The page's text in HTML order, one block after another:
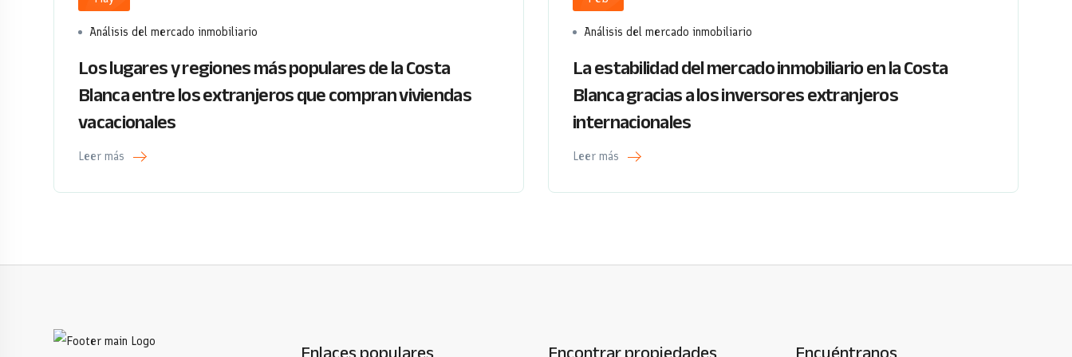
Análisis del mercado inmobiliario
Los lugares y regiones más populares de la Costa
Blanca entre los extranjeros que compran viviendas
vacacionales
Leer más
Análisis del mercado inmobiliario
La estabilidad del mercado inmobiliario en la Costa
Blanca gracias a los inversores extranjeros
internacionales
Leer más